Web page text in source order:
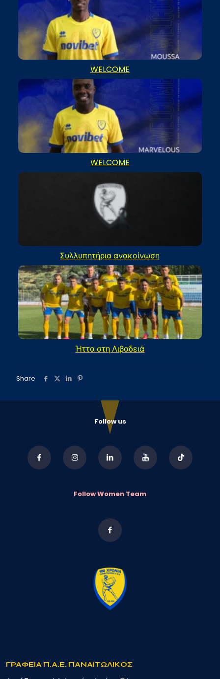
WELCOME
WELCOME
Συλλυπητήρια ανακοίνωση
Ήττα στη Λιβαδειά
Share
Follow us
Follow Women Team
ΓΡΑΦΕΙΑ Π.Α.Ε. ΠΑΝΑΙΤΩΛΙΚΟΣ